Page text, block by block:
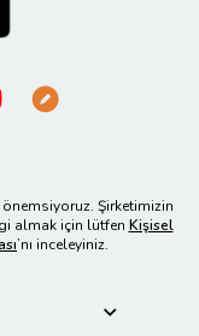
Şirketimizin
almak için lütfen Kişisel
’nı inceleyiniz.